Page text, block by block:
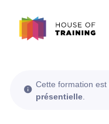
Cette formation
présentielle